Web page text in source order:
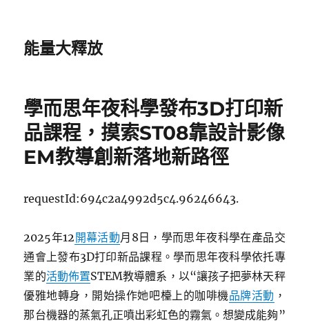
能量大釋放
學而思年夜科學發布3D打印新
品課程，摸索ST08靠設計影像
EM教導創新落地新路徑
requestId:694c2a4992d5c4.96246643.
2025年12 開幕活動月8日，學而思年夜科學在產品交
通會上發布3D打印新品課程。學而思年夜科學依托專
業的活動佈置STEM教導體系，以“讓孩子把夢林天秤
優雅地轉身，開始操作她吧檯上的咖啡機品牌活動 ，
那台機器的蒸氣孔正噴出彩虹色的霧氣。想變成能夠”